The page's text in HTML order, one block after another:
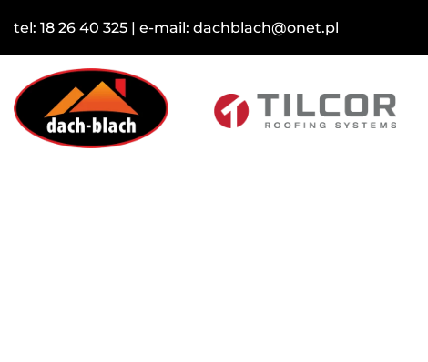
tel: 18 26 40 325 | e-mail: dachblach@onet.pl